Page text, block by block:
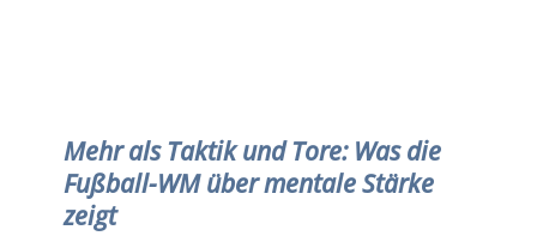
Mehr als Taktik und Tore: Was die
Fußball-WM über mentale Stärke
zeigt